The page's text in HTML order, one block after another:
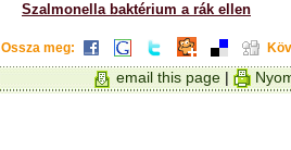
Szalmonella baktérium a rák ellen
Ossza meg:
email this page |